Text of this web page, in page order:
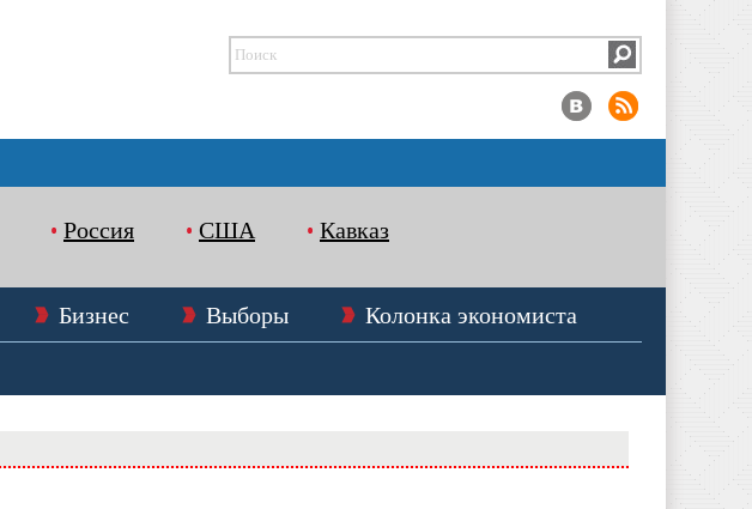
Россия США Кавказ
Бизнес Выборы
Колонка экономиста